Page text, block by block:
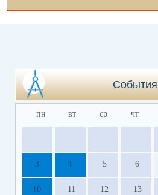
События
пн вт ср чт
3 4 5 6
10 11 12 13